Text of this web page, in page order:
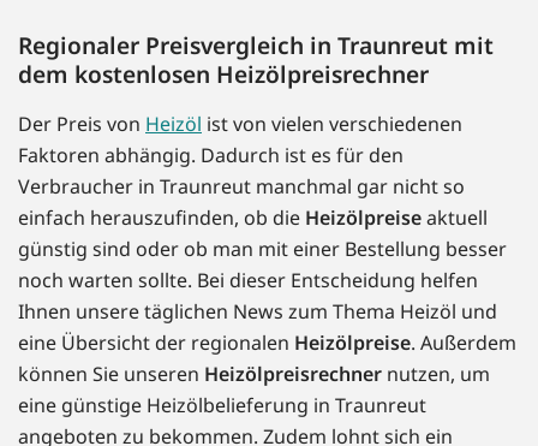
Regionaler Preisvergleich in Traunreut mit
dem kostenlosen Heizölpreisrechner
Der Preis von Heizöl ist von vielen verschiedenen
Faktoren abhängig. Dadurch ist es für den
Verbraucher in Traunreut manchmal gar nicht so
einfach herauszufinden, ob die Heizölpreiseaktuell
günstig sind oder ob man mit einer Bestellung besser
noch warten sollte. Bei dieser Entscheidung helfen
Ihnen unsere täglichen News zum Thema Heizöl und
eine Übersicht der regionalen Heizölpreise. Außerdem
können Sie unseren Heizölpreisrechner nutzen, um
eine günstige Heizölbelieferung in Traunreut
angeboten zu bekommen. Zudem lohnt sich ein